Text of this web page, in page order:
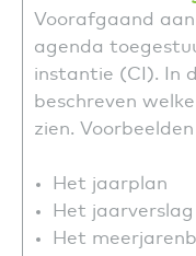
Voorafgaand
agenda
instantie (CI). In
beschreven
zien.
Het jaarplan
Het jaarverslag
Het